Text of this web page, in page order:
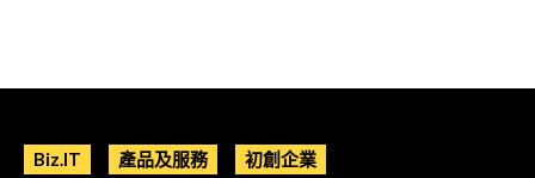
Biz.IT 產品及服務 初創企業